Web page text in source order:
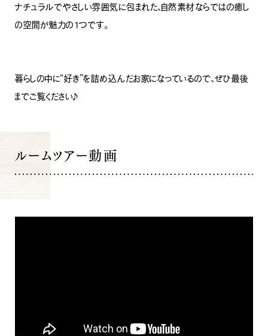
ナチュラルでやさしい雰囲気に包まれた、自然素材ならではの癒し
の空間が魅力の1つです。
暮らしの中に“好き”を詰め込んだお家になっているので、ぜひ最後
までご覧ください♪
ルームツアー動画